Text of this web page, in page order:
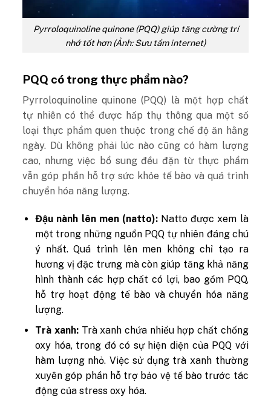
Pyrroloquinoline quinone (PQQ) giúp tăng cường trí
nhớ tốt hơn (Ảnh: Sưu tầm internet)
PQQ có trong thực phẩm nào?
Pyrroloquinoline quinone (PQQ) là một hợp chất
tự nhiên có thể được hấp thụ thông qua một số
loại thực phẩm quen thuộc trong chế độ ăn hằng
ngày. Dù không phải lúc nào cũng có hàm lượng
cao, nhưng việc bổ sung đều đặn từ thực phẩm
vẫn góp phần hỗ trợ sức khỏe tế bào và quá trình
chuyển hóa năng lượng.
Đậu nành lên men (natto):Natto được xem là
một trong những nguồn PQQ tự nhiên đáng chú
ý nhất. Quá trình lên men không chỉ tạo ra
hương vị đặc trưng mà còn giúp tăng khả năng
hình thành các hợp chất có lợi, bao gồm PQQ,
hỗ trợ hoạt động tế bào và chuyển hóa năng
lượng.
Trà xanh: Trà xanh chứa nhiều hợp chất chống
oxy hóa, trong đó có sự hiện diện của PQQ với
hàm lượng nhỏ. Việc sử dụng trà xanh thường
xuyên góp phần hỗ trợ bảo vệ tế bào trước tác
động của stress oxy hóa.